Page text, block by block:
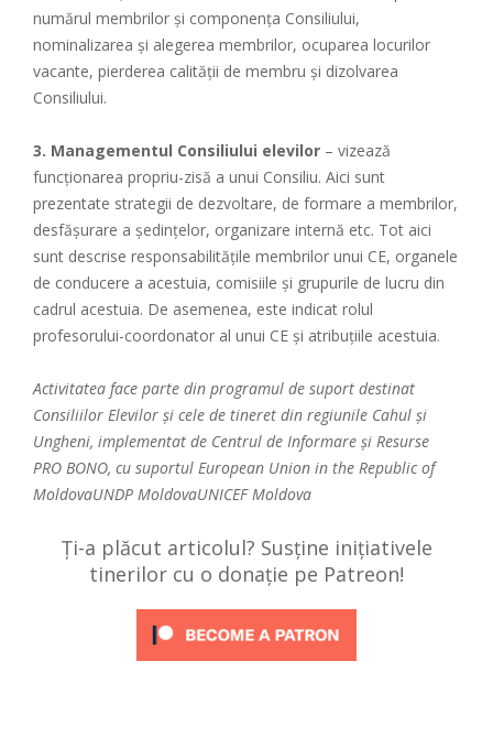
numărul membrilor și componența Consiliului,
nominalizarea și alegerea membrilor, ocuparea locurilor
vacante, pierderea calității de membru și dizolvarea
Consiliului.
3. Managementul Consiliului elevilor – vizează
funcționarea propriu-zisă a unui Consiliu. Aici sunt
prezentate strategii de dezvoltare, de formare a membrilor,
desfășurare a ședințelor, organizare internă etc. Tot aici
sunt descrise responsabilitățile membrilor unui CE, organele
de conducere a acestuia, comisiile și grupurile de lucru din
cadrul acestuia. De asemenea, este indicat rolul
profesorului-coordonator al unui CE și atribuțiile acestuia.
Activitatea face parte din programul de suport destinat
Consiliilor Elevilor și cele de tineret din regiunile Cahul și
Ungheni, implementat de Centrul de Informare și Resurse
PRO BONO, cu suportul European Union in the Republic of
MoldovaUNDP MoldovaUNICEF Moldova
Ți-a plăcut articolul? Susține inițiativele
tinerilor cu o donație pe Patreon!